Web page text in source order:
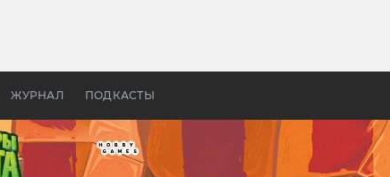
ЖУРНАЛ ПОДКАСТЫ
бы «Властелина колец»
рождественские